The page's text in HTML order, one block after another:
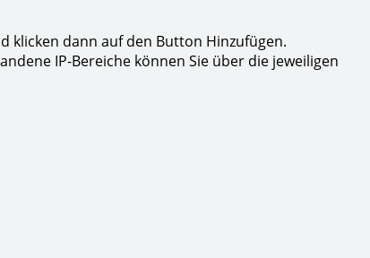
klicken dann auf den Button Hinzufügen.
IP-Bereiche können Sie über die jeweiligen